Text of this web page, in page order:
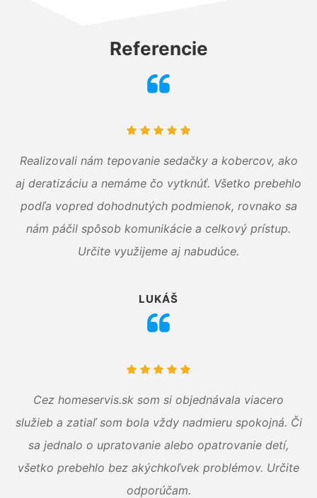
Referencie
Realizovali nám tepovanie sedačky a kobercov, ako
aj deratizáciu a nemáme čo vytknúť. Všetko prebehlo
podľa vopred dohodnutých podmienok, rovnako sa
nám páčil spôsob komunikácie a celkový prístup.
Určite využijeme aj nabudúce.
LUKÁŠ
Cez homeservis.sk som si objednávala viacero
služieb a zatiaľ som bola vždy nadmieru spokojná. Či
sa jednalo o upratovanie alebo opatrovanie detí,
všetko prebehlo bez akýchkoľvek problémov. Určite
odporúčam.